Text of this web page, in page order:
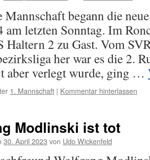
Mannschaft begann die
am letzten Sonntag. Im
Haltern 2 zu Gast. Vom
her war es die 2.
aber verlegt wurde, ging …
1. Mannschaft | Kommentar hinterlassen
Modlinski ist tot
30. April 2023 von Udo Wickenfeld